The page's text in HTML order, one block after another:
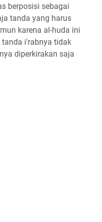
berposisi sebagai
tanda yang harus
karena al-huda ini
i'rabnya tidak
diperkirakan saja